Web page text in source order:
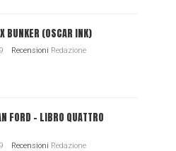
BUNKER (OSCAR INK)
Recensioni Redazione
FORD – LIBRO QUATTRO
Recensioni Redazione